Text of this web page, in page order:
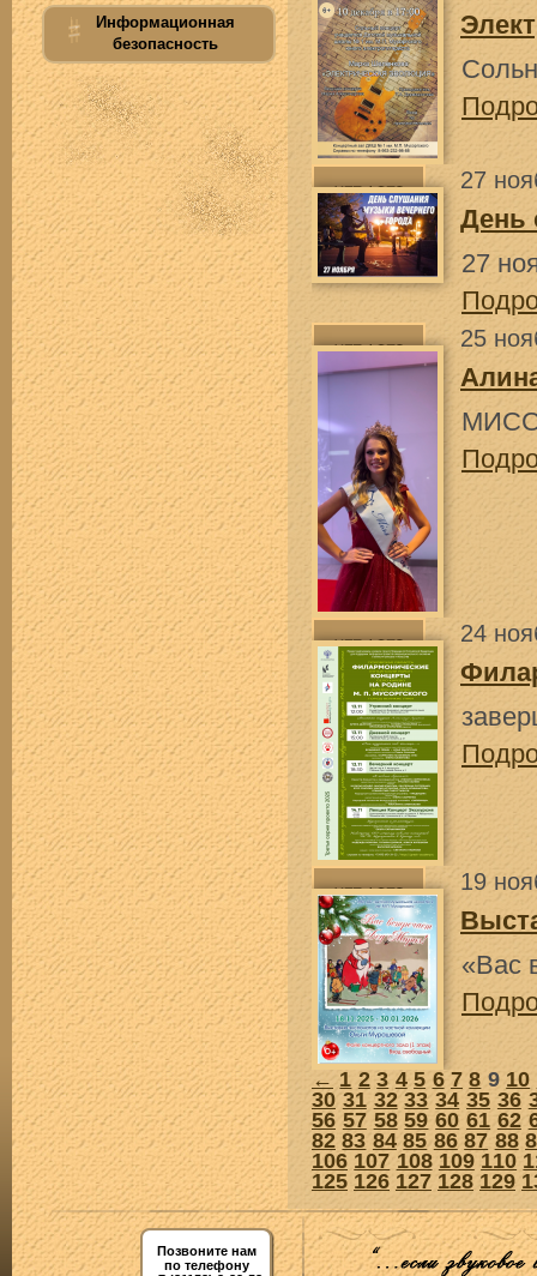
Информационная
безопасность
27
День
27
25
24
19
«Вас
← 1 2 3 4 5 6 7 8 9 10
30 31 32 33 34 35 36
56 57 58 59 60 61 62
82 83 84 85 86 87 88
106 107 108 109 110
125 126 127 128 129
Позвоните нам
по телефону